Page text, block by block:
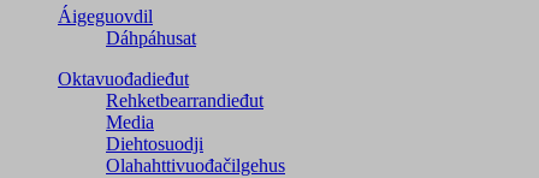
Áigeguovdil
Dáhpáhusat
Oktavuođadieđut
Rehketbearrandieđut
Media
Diehtosuodji
Olahahttivuođačilgehus